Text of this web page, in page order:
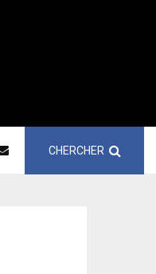
CHERCHER